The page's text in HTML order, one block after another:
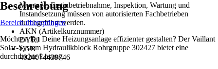
Montage, Erstinbetriebnahme, Inspektion, Wartung und
Instandsetzung müssen von autorisierten Fachbetrieben
durchgeführt werden.
AKN (Artikelkurznummer)
DYRJ
EAN
4024074439746
Beschreibung
Bereich überspringen
Möchtest Du Deine Heizungsanlage effizienter gestalten? Der Vaillant
Solar-System Hydraulikblock Rohrgruppe 302427 bietet eine
durchdachte Lösung.